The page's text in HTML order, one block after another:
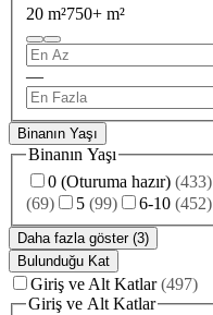
20 m²750+ m²
—
Binanın Yaşı
Binanın Yaşı
0 (Oturuma hazır) (433)
(69) 5 (99) 6-10 (452)
Daha fazla göster (3)
Bulunduğu Kat
Giriş ve Alt Katlar (497)
Giriş ve Alt Katlar